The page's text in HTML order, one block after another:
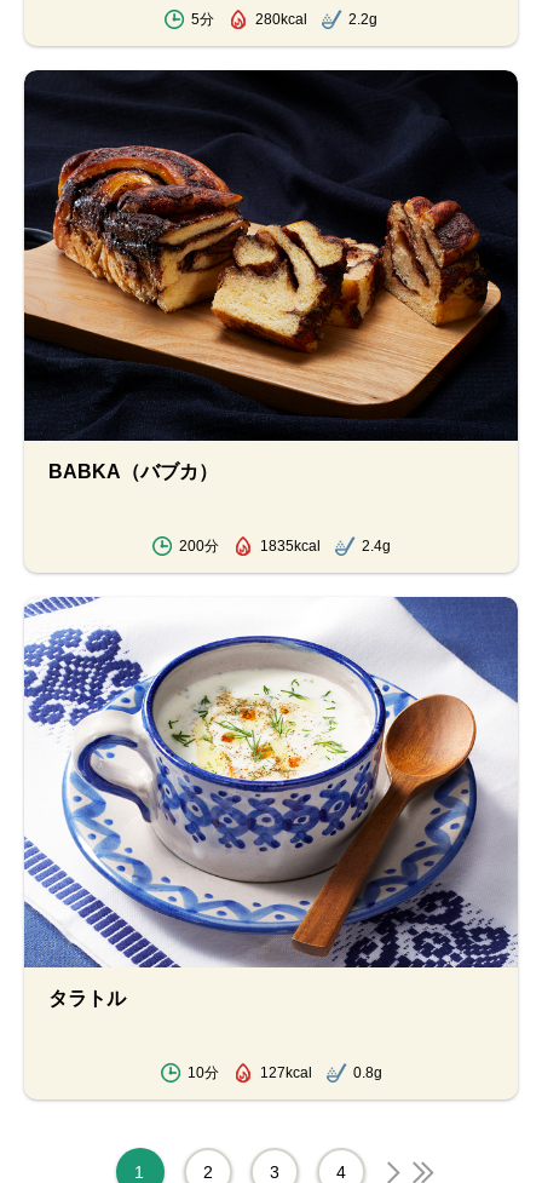
5分 280kcal 2.2g
BABKA（バブカ）
200分 1835kcal 2.4g
タラトル
10分 127kcal 0.8g
1 2 3 4 next end